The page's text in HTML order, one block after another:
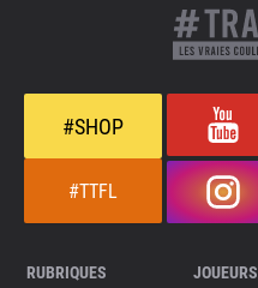
#SHOP
#TTFL
RUBRIQUES
JOUEURS